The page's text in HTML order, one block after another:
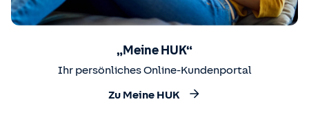
„Meine HUK“
Ihr persönliches Online-Kundenportal
Zu Meine HUK